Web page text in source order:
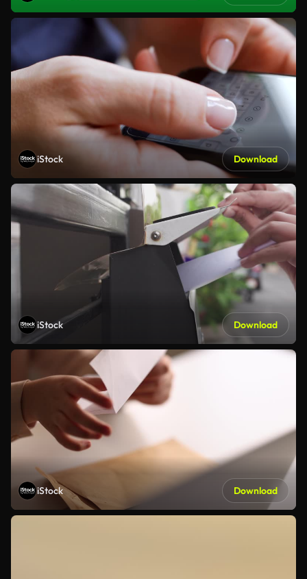
iStock Download
iStock Download
iStock Download